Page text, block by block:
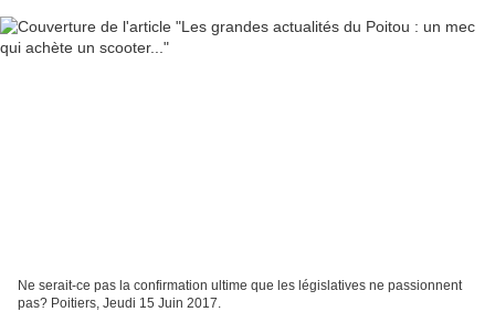
Ne serait-ce pas la confirmation ultime que les législatives ne passionnent
pas? Poitiers, Jeudi 15 Juin 2017.